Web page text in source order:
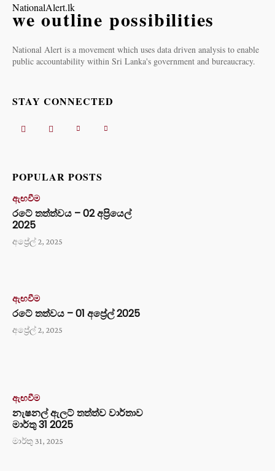
NationalAlert.lk
we outline possibilities
National Alert is a movement which uses data driven analysis to enable
public accountability within Sri Lanka's government and bureaucracy.
STAY CONNECTED
POPULAR POSTS
ඇඟවීම
රටේ තත්ත්වය – 02 අප්‍රියෙල්
2025
අප්‍රේල් 2, 2025
ඇඟවීම
රටේ තත්වය – 01 අප්‍රේල් 2025
අප්‍රේල් 2, 2025
ඇඟවීම
නැෂනල් ඇලට් තත්ත්ව වාර්තාව
මාර්තු 31 2025
මාර්තු 31, 2025